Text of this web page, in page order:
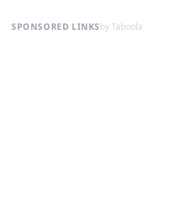
SPONSORED LINKSby Taboola